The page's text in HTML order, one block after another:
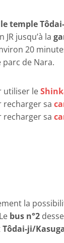
temple
jusqu’à la
20
de Nara.
utiliser le
recharger sa
recharger sa
la
bus n°2
Tôdai-ji/